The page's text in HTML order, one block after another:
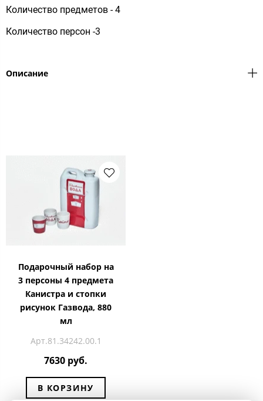
Количество предметов - 4
Количество персон -3
Описание
Подарочный набор на
3 персоны 4 предмета
Канистра и стопки
рисунок Газвода, 880
мл
Арт.81.34242.00.1
7630 руб.
В КОРЗИНУ